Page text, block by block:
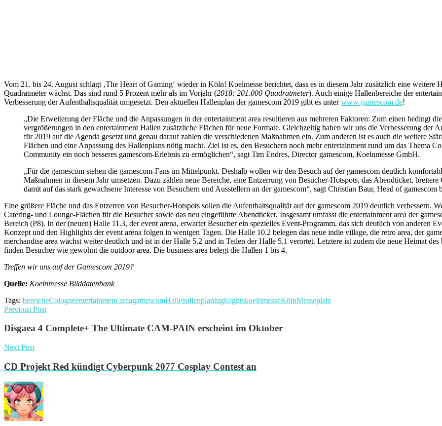
Vom 21. bis 24. August schlägt ‚The Heart of Gaming‘ wieder in Köln! Koelmesse berichtet, dass es in diesem Jahr zusätzlich eine weitere
Quadratmeter wächst. Das sind rund 5 Prozent mehr als im Vorjahr (2018: 201.000 Quadratmeter). Auch einige Hallenbereiche der
Verbesserung der Aufenthaltsqualität umgesetzt. Den aktuellen Hallenplan der gamescom 2019 gibt es unterwww.gamescom.de!
„Die Erweiterung der Fläche und die Anpassungen in der entertainment area resultieren aus mehreren Faktoren: Zum einen bedingt
vergrößerungen in den entertainment Hallen zusätzliche Flächen für neue Formate. Gleichzeitig haben wir uns die Verbesserung der
für 2019 auf die Agenda gesetzt und genau darauf zahlen die verschiedenen Maßnahmen ein. Zum anderen ist es auch die weitere
Flächen und eine Anpassung des Hallenplans nötig macht. Ziel ist es, den Besuchern noch mehr entertainment rund um das Thema
Community ein noch besseres gamescom-Erlebnis zu ermöglichen“, sagt Tim Endres, Director gamescom, Koelnmesse GmbH.
„Für die gamescom stehen die gamescom-Fans im Mittelpunkt. Deshalb wollen wir den Besuch auf der gamescom deutlich
Maßnahmen in diesem Jahr umsetzen. Dazu zählen neue Bereiche, eine Entzerrung von Besucher-Hotspots, das Abendticket,
damit auf das stark gewachsene Interesse von Besuchern und Ausstellern an der gamescom“, sagt Christian Baur, Head of
Eine größere Fläche und das Entzerren von Besucher-Hotspots sollen die Aufenthaltsqualität auf der gamescom 2019 deutlich verbessern.
Catering- und Lounge-Flächen für die Besucher sowie das neu eingeführte Abendticket. Insgesamt umfasst die entertainment area der
Bereich (P8). In der (neuen) Halle 11.3, der event arena, erwartet Besucher ein spezielles Event-Programm, das sich deutlich von anderen
Konzept und den Highlights der event arena folgen in wenigen Tagen. Die Halle 10.2 belegen das neue indie village, die retro area, der
merchandise area wächst weiter deutlich und ist in der Halle 5.2 und in Teilen der Halle 5.1 verortet. Letztere ist zudem die neue Heimat
finden Besucher wie gewohnt die outdoor area. Die business area belegt die Hallen 1 bis 4.
Treffen wir uns auf der Gamescom 2019?
Quelle: Koelnmesse Bilddatenbank
Tags: bereicheCologneentertainment areagamescomHallehallenplanhighlightskoelnmesseKölnMesseplatz
Previous Post
Disgaea 4 Complete+ The Ultimate CAM-PAIN erscheint im Oktober
Next Post
CD Projekt Red kündigt Cyberpunk 2077 Cosplay Contest an